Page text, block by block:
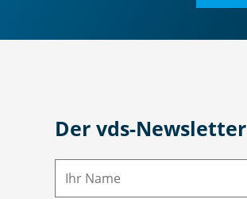
Der vds-Newsletter
N